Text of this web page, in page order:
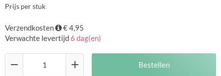
Prijs per stuk
Verzendkosten
€ 4,95
Verwachte levertijd 6 dag(en)
Bestellen